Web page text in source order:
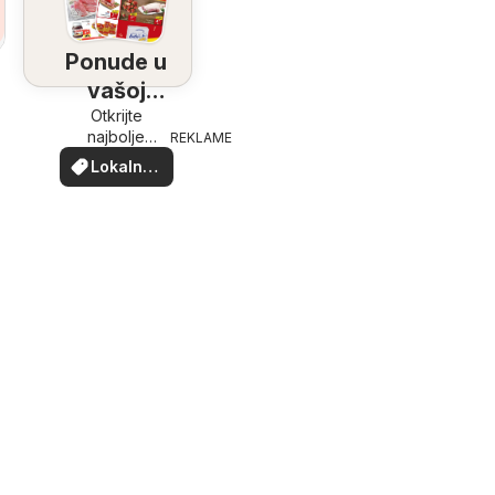
Ponude u
vašoj
blizini
Otkrijte
najbolje
ponude u
vašoj blizini
Lokalne
ponude
REKLAME